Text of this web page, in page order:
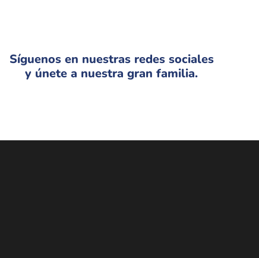
Síguenos en nuestras redes sociales
y únete a nuestra gran familia.